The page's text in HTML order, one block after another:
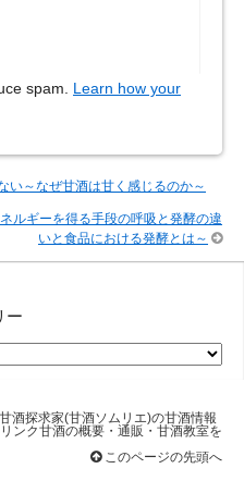
spam. Learn how your
い～なぜ甘酒は甘く感じるのか～
ルギーを得る手段の呼吸と発酵の違
いと食品における発酵とは～
ー
酒探求家(甘酒ソムリエ)の甘酒情報
ンク甘酒の概要・通販・甘酒教室を
このページの先頭へ